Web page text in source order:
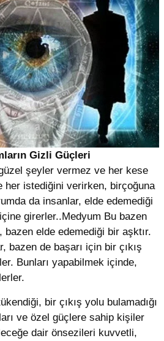
Gizli Güçleri
şeyler vermez ve her kese
her istediğini verirken, birçoğuna
da insanlar, elde edemediği
girerler..Medyum Bu bazen
elde edemediği bir aşktır.
bazen de başarı için bir çıkış
Bunları yapabilmek içinde,
bir çıkış yolu bulamadığı
ve özel güçlere sahip kişiler
dair önsezileri kuvvetli,